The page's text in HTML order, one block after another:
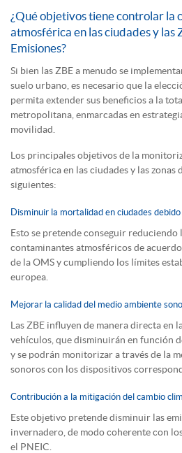
¿Qué objetivos tiene controlar la
atmosférica en las ciudades y las
Emisiones?
Si bien las ZBE a menudo se
suelo urbano, es necesario que la
permita extender sus beneficios a la
metropolitana, enmarcadas en
movilidad.
Los principales objetivos de la
atmosférica en las ciudades y las zonas
siguientes:
Disminuir la mortalidad en ciudades
Esto se pretende conseguir reduciendo
contaminantes atmosféricos de
de la OMS y cumpliendo los límites
europea.
Mejorar la calidad del medio ambiente
Las ZBE influyen de manera directa en
vehículos, que disminuirán en función
y se podrán monitorizar a través de la
sonoros con los dispositivos
Contribución a la mitigación del cambio
Este objetivo pretende disminuir las
invernadero, de modo coherente con
el PNEIC.